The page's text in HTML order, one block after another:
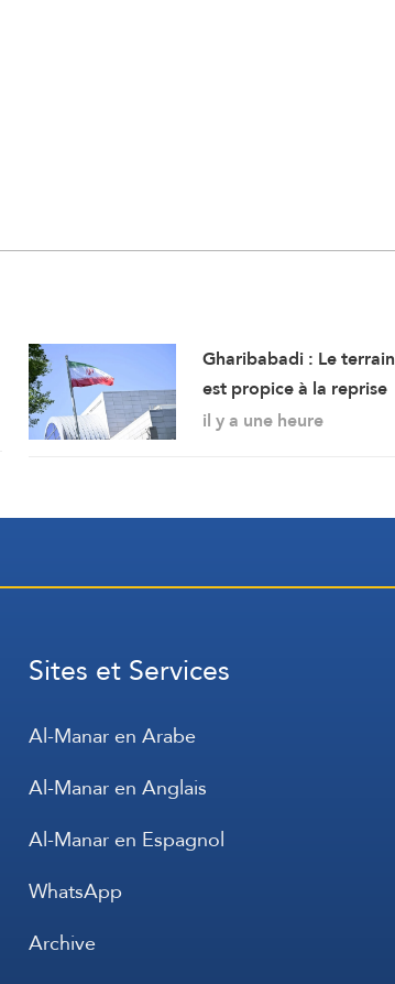
Gharibabadi : Le terrain
est propice à la reprise
des pourparlers de
il y a une heure
Sites et Services
Al-Manar en Arabe
Al-Manar en Anglais
Al-Manar en Espagnol
WhatsApp
Archive